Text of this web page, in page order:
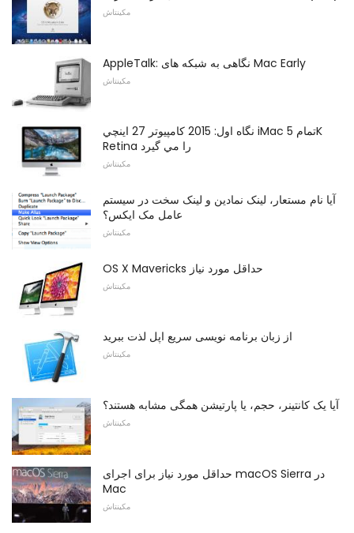
مکینتاش
AppleTalk: نگاهی به شبکه های Mac Early
مکینتاش
نگاه اول: 2015 کامپيوتر 27 اينچي iMac تمام 5K
Retina را مي گيرد
مکینتاش
آیا نام مستعار، لینک نمادین و لینک سخت در سیستم
عامل مک ایکس؟
مکینتاش
OS X Mavericks حداقل مورد نیاز
مکینتاش
از زبان برنامه نویسی سریع اپل لذت ببرید
مکینتاش
آیا یک کانتینر، حجم، یا پارتیشن همگی مشابه هستند؟
مکینتاش
حداقل مورد نیاز برای اجرای macOS Sierra در
Mac
مکینتاش